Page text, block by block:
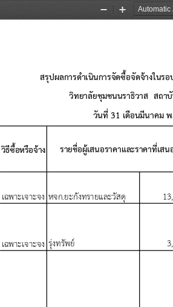
Zoom
Zoom
วธซอหรอจาง
เฉพาะเจาะจงหจก.ยะกงทรายและวสด
เฉพาะเจาะจง รงทรพย
สรปผลการดาเนนการจดซอจดจางในรอ
วทยาลยชมชนนราธวาส สถาบ
วนท 31 เดอนมนาคม พ
รายชอผเสนอราคาและราคาทเสน